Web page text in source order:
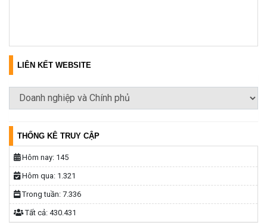
LIÊN KẾT WEBSITE
THỐNG KÊ TRUY CẬP
Hôm nay: 145
Hôm qua: 1.321
Trong tuần: 7.336
Tất cả: 430.431